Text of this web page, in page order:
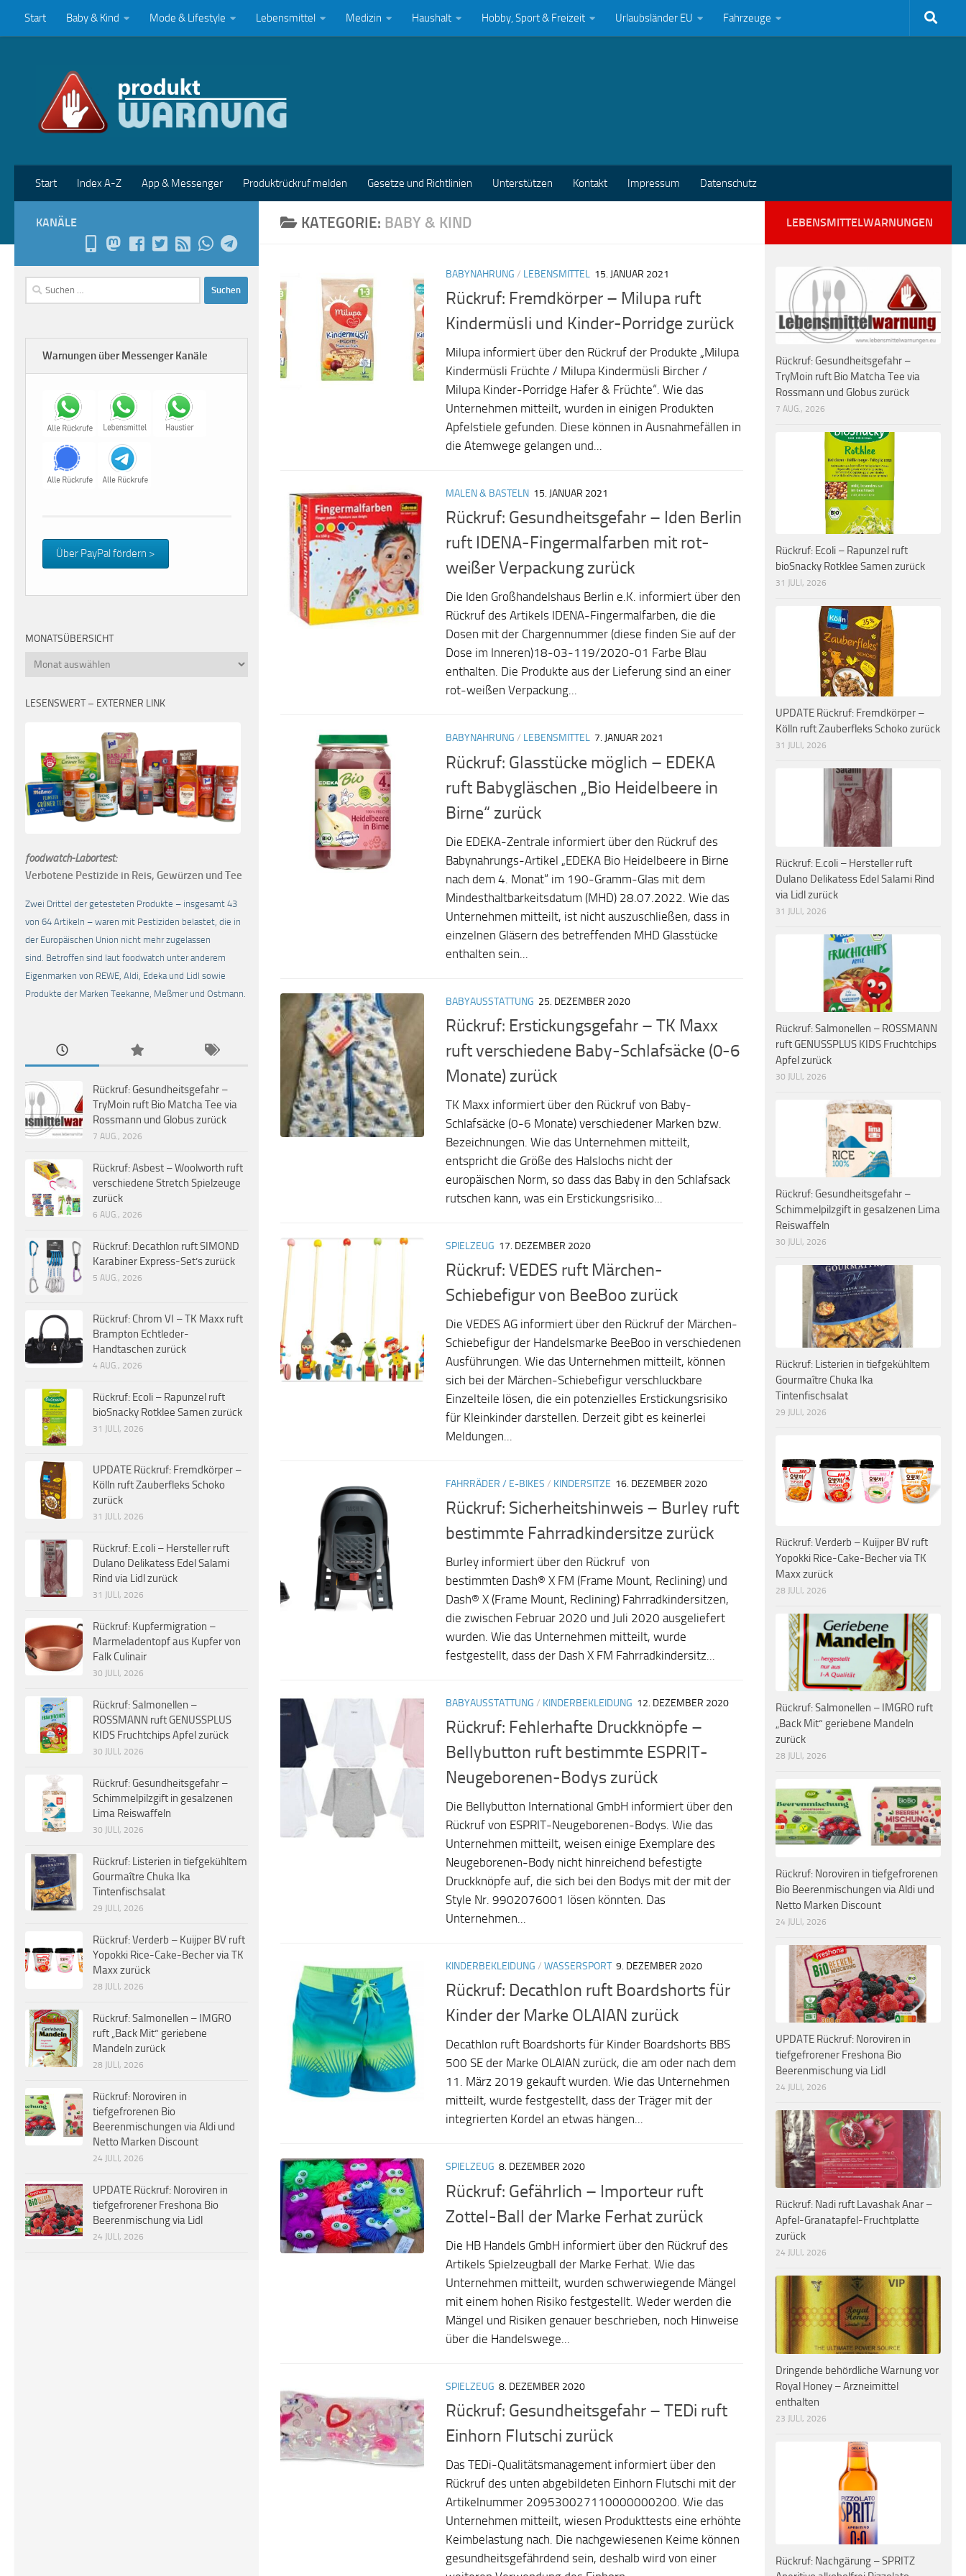
Zum Inhalt springen
Start Baby & Kind Mode & Lifestyle Lebensmittel Medizin Haushalt Hobby, Sport & Freizeit Urlaubsländer EU Fahrzeuge
Start Index A-Z App & Messenger Produktrückruf melden Gesetze und Richtlinien Unterstützen Kontakt Impressum Datenschutz
KATEGORIE: BABY & KIND
BABYNAHRUNG / LEBENSMITTEL 15. JANUAR 2021
Rückruf: Fremdkörper – Milupa ruft
Kindermüsli und Kinder-Porridge zurück
Milupa informiert über den Rückruf der Produkte „Milupa
Kindermüsli Früchte / Milupa Kindermüsli Bircher /
Milupa Kinder-Porridge Hafer & Früchte“. Wie das
Unternehmen mitteilt, wurden in einigen Produkten
Apfelstiele gefunden. Diese können in Ausnahmefällen in
die Atemwege gelangen und...
MALEN & BASTELN 15. JANUAR 2021
Rückruf: Gesundheitsgefahr – Iden Berlin
ruft IDENA-Fingermalfarben mit rot-
weißer Verpackung zurück
Die Iden Großhandelshaus Berlin e.K. informiert über den
Rückruf des Artikels IDENA-Fingermalfarben, die die
Dosen mit der Chargennummer (diese finden Sie auf der
Dose im Inneren)18-03-119/2020-01 Farbe Blau
enthalten. Die Produkte aus der Lieferung sind an einer
rot-weißen Verpackung...
BABYNAHRUNG / LEBENSMITTEL 7. JANUAR 2021
Rückruf: Glasstücke möglich – EDEKA
ruft Babygläschen „Bio Heidelbeere in
Birne“ zurück
Die EDEKA-Zentrale informiert über den Rückruf des
Babynahrungs-Artikel „EDEKA Bio Heidelbeere in Birne
nach dem 4. Monat“ im 190-Gramm-Glas mit dem
Mindesthaltbarkeitsdatum (MHD) 28.07.2022. Wie das
Unternehmen mitteilt, ist nicht auszuschließen, dass in
einzelnen Gläsern des betreffenden MHD Glasstücke
enthalten sein...
BABYAUSSTATTUNG 25. DEZEMBER 2020
Rückruf: Erstickungsgefahr – TK Maxx
ruft verschiedene Baby-Schlafsäcke (0-6
Monate) zurück
TK Maxx informiert über den Rückruf von Baby-
Schlafsäcke (0-6 Monate) verschiedener Marken bzw.
Bezeichnungen. Wie das Unternehmen mitteilt,
entspricht die Größe des Halslochs nicht der
europäischen Norm, so dass das Baby in den Schlafsack
rutschen kann, was ein Erstickungsrisiko...
SPIELZEUG 17. DEZEMBER 2020
Rückruf: VEDES ruft Märchen-
Schiebefigur von BeeBoo zurück
Die VEDES AG informiert über den Rückruf der Märchen-
Schiebefigur der Handelsmarke BeeBoo in verschiedenen
Ausführungen. Wie das Unternehmen mitteilt, können
sich bei der Märchen-Schiebefigur verschluckbare
Einzelteile lösen, die ein potenzielles Erstickungsrisiko
für Kleinkinder darstellen. Derzeit gibt es keinerlei
Meldungen...
FAHRRÄDER / E-BIKES / KINDERSITZE 16. DEZEMBER 2020
Rückruf: Sicherheitshinweis – Burley ruft
bestimmte Fahrradkindersitze zurück
Burley informiert über den Rückruf von
bestimmten Dash® X FM (Frame Mount, Reclining) und
Dash® X (Frame Mount, Reclining) Fahrradkindersitzen,
die zwischen Februar 2020 und Juli 2020 ausgeliefert
wurden. Wie das Unternehmen mitteilt, wurde
festgestellt, dass der Dash X FM Fahrradkindersitz...
BABYAUSSTATTUNG / KINDERBEKLEIDUNG 12. DEZEMBER 2020
Rückruf: Fehlerhafte Druckknöpfe –
Bellybutton ruft bestimmte ESPRIT-
Neugeborenen-Bodys zurück
Die Bellybutton International GmbH informiert über den
Rückruf von ESPRIT-Neugeborenen-Bodys. Wie das
Unternehmen mitteilt, weisen einige Exemplare des
Neugeborenen-Body nicht hinreichend befestigte
Druckknöpfe auf, die sich bei den Bodys mit der mit der
Style Nr. 9902076001 lösen könnten. Das
Unternehmen...
KINDERBEKLEIDUNG / WASSERSPORT 9. DEZEMBER 2020
Rückruf: Decathlon ruft Boardshorts für
Kinder der Marke OLAIAN zurück
Decathlon ruft Boardshorts für Kinder Boardshorts BBS
500 SE der Marke OLAIAN zurück, die am oder nach dem
11. März 2019 gekauft wurden. Wie das Unternehmen
mitteilt, wurde festgestellt, dass der Träger mit der
integrierten Kordel an etwas hängen...
SPIELZEUG 8. DEZEMBER 2020
Rückruf: Gefährlich – Importeur ruft
Zottel-Ball der Marke Ferhat zurück
Die HB Handels GmbH informiert über den Rückruf des
Artikels Spielzeugball der Marke Ferhat. Wie das
Unternehmen mitteilt, wurden schwerwiegende Mängel
mit einem hohen Risiko festgestellt. Weder werden die
Mängel und Risiken genauer beschrieben, noch Hinweise
über die Handelswege...
SPIELZEUG 8. DEZEMBER 2020
Rückruf: Gesundheitsgefahr – TEDi ruft
Einhorn Flutschi zurück
Das TEDi-Qualitätsmanagement informiert über den
Rückruf des unten abgebildeten Einhorn Flutschi mit der
Artikelnummer 209530027110000000200. Wie das
Unternehmen mitteilt, wiesen Produkttests eine erhöhte
Keimbelastung nach. Die nachgewiesenen Keime können
gesundheitsgefährdend sein, deshalb wird von einer
KANÄLE
Suchen
nach:
Warnungen über Messenger Kanäle
Über PayPal fördern >
MONATSÜBERSICHT
Monatsübersicht
LESENSWERT – EXTERNER LINK
foodwatch-Labortest:
Verbotene Pestizide in Reis, Gewürzen und Tee
Zwei Drittel der getesteten Produkte – insgesamt 43
von 64 Artikeln – waren mit Pestiziden belastet, die in
der Europäischen Union nicht mehr zugelassen
sind. Betroffen sind laut foodwatch unter anderem
Eigenmarken von REWE, Aldi, Edeka und Lidl sowie
Produkte der Marken Teekanne, Meßmer und Ostmann.
Rückruf: Gesundheitsgefahr –
TryMoin ruft Bio Matcha Tee via
Rossmann und Globus zurück
7 AUG., 2026
Rückruf: Asbest – Woolworth ruft
verschiedene Stretch Spielzeuge
zurück
6 AUG., 2026
Rückruf: Decathlon ruft SIMOND
Karabiner Express-Set’s zurück
5 AUG., 2026
Rückruf: Chrom VI – TK Maxx ruft
Brampton Echtleder-
Handtaschen zurück
4 AUG., 2026
Rückruf: Ecoli – Rapunzel ruft
bioSnacky Rotklee Samen zurück
31 JULI, 2026
UPDATE Rückruf: Fremdkörper –
Kölln ruft Zauberfleks Schoko
zurück
31 JULI, 2026
Rückruf: E.coli – Hersteller ruft
Dulano Delikatess Edel Salami
Rind via Lidl zurück
31 JULI, 2026
Rückruf: Kupfermigration –
Marmeladentopf aus Kupfer von
Falk Culinair
30 JULI, 2026
Rückruf: Salmonellen –
ROSSMANN ruft GENUSSPLUS
KIDS Fruchtchips Apfel zurück
30 JULI, 2026
Rückruf: Gesundheitsgefahr –
Schimmelpilzgift in gesalzenen
Lima Reiswaffeln
30 JULI, 2026
Rückruf: Listerien in tiefgekühltem
Gourmaître Chuka Ika
Tintenfischsalat
29 JULI, 2026
Rückruf: Verderb – Kuijper BV ruft
Yopokki Rice-Cake-Becher via TK
Maxx zurück
28 JULI, 2026
Rückruf: Salmonellen – IMGRO
ruft „Back Mit“ geriebene
Mandeln zurück
28 JULI, 2026
Rückruf: Noroviren in
tiefgefrorenen Bio
Beerenmischungen via Aldi und
Netto Marken Discount
24 JULI, 2026
UPDATE Rückruf: Noroviren in
tiefgefrorener Freshona Bio
Beerenmischung via Lidl
24 JULI, 2026
LEBENSMITTELWARNUNGEN
Rückruf: Gesundheitsgefahr –
TryMoin ruft Bio Matcha Tee via
Rossmann und Globus zurück
7 AUG., 2026
Rückruf: Ecoli – Rapunzel ruft
bioSnacky Rotklee Samen zurück
31 JULI, 2026
UPDATE Rückruf: Fremdkörper –
Kölln ruft Zauberfleks Schoko zurück
31 JULI, 2026
Rückruf: E.coli – Hersteller ruft
Dulano Delikatess Edel Salami Rind
via Lidl zurück
31 JULI, 2026
Rückruf: Salmonellen – ROSSMANN
ruft GENUSSPLUS KIDS Fruchtchips
Apfel zurück
30 JULI, 2026
Rückruf: Gesundheitsgefahr –
Schimmelpilzgift in gesalzenen Lima
Reiswaffeln
30 JULI, 2026
Rückruf: Listerien in tiefgekühltem
Gourmaître Chuka Ika
Tintenfischsalat
29 JULI, 2026
Rückruf: Verderb – Kuijper BV ruft
Yopokki Rice-Cake-Becher via TK
Maxx zurück
28 JULI, 2026
Rückruf: Salmonellen – IMGRO ruft
„Back Mit“ geriebene Mandeln
zurück
28 JULI, 2026
Rückruf: Noroviren in tiefgefrorenen
Bio Beerenmischungen via Aldi und
Netto Marken Discount
24 JULI, 2026
UPDATE Rückruf: Noroviren in
tiefgefrorener Freshona Bio
Beerenmischung via Lidl
24 JULI, 2026
Rückruf: Nadi ruft Lavashak Anar –
Apfel-Granatapfel-Fruchtplatte
zurück
24 JULI, 2026
Dringende behördliche Warnung vor
Royal Honey – Arzneimittel
enthalten
23 JULI, 2026
Rückruf: Nachgärung – SPRITZ